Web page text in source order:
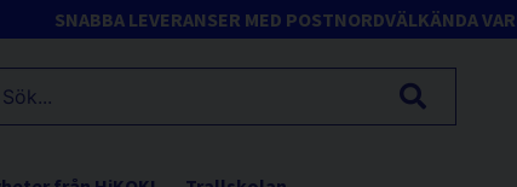
SNABBA LEVERANSER MED POSTNORDVÄLKÄNDA